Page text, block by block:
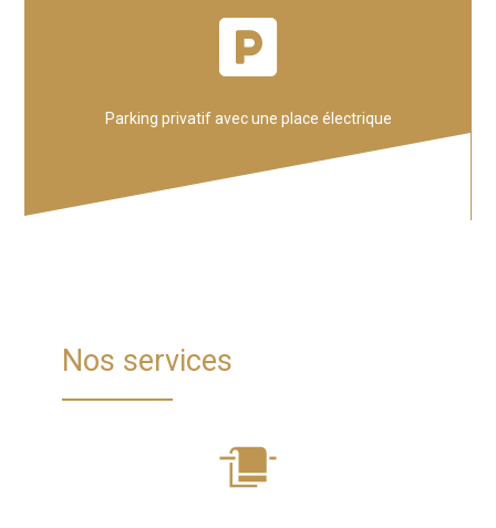
Parking privatif avec une place électrique
Nos services